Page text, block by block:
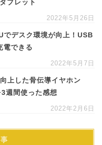
ブレット
2022年5月26日
でデスク環境が向上！USB
電できる
2022年5月7日
上した骨伝導イヤホン
週間使った感想
2022年2月6日